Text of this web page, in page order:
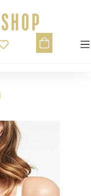
Du hast 0